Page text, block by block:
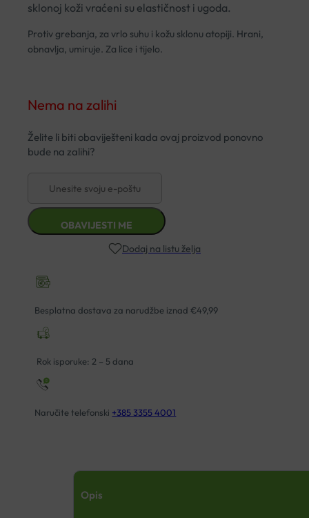
sklonoj koži vraćeni su elastičnost i ugoda.
Protiv grebanja, za vrlo suhu i kožu sklonu atopiji. Hrani,
obnavlja, umiruje. Za lice i tijelo.
Nema na zalihi
Dodaj na listu želja
Besplatna dostava za narudžbe iznad €49,99
Rok isporuke: 2 – 5 dana
Naručite telefonski +385 3355 4001
Opis